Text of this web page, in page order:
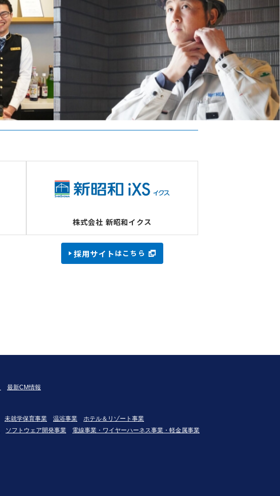
株式会社 新昭和イクス
株式会社 新昭和イクス
採用サイトはこちら
最新CM情報
未就学保育事業 温浴事業
ホテル＆リゾート事業
ソフトウェア開発事業 電線事業・ワイヤーハーネス事業・軽金属事業